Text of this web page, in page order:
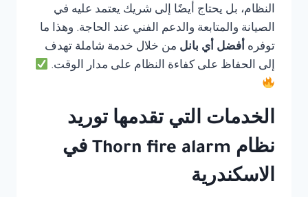
النظام، بل يحتاج أيضًا إلى شريك يعتمد عليه في
الصيانة والمتابعة والدعم الفني عند الحاجة. وهذا ما
توفره أفضل أي بانل من خلال خدمة شاملة تهدف
إلى الحفاظ على كفاءة النظام على مدار الوقت.
الخدمات التي تقدمها توريد
نظام Thorn fire alarm في
الاسكندرية